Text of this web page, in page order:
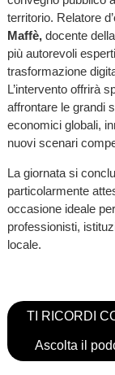
territorio. Relatore
Maffè,docente
più autorevoli
trasformazione
L’intervento offrirà
affrontare le grandi
economici globali,
nuovi scenari
La giornata si
particolarmente
occasione ideale
professionisti,
locale.
TI RICORDI
Ascolta il